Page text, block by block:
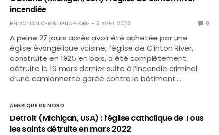
incendiée
RÉDACTION CHRISTIANOPHOBIE 5 AVRIL 2023 0
A peine 27 jours après avoir été achetée par une
église évangélique voisine, l’église de Clinton River,
construite en 1925 en bois, a été complètement
détruite le 19 mars dernier suite à l’incendie criminel
d’une camionnette garée contre le bâtiment.…
AMÉRIQUE DU NORD
Detroit (Michigan, USA) : l’église catholique de Tous
les saints détruite en mars 2022